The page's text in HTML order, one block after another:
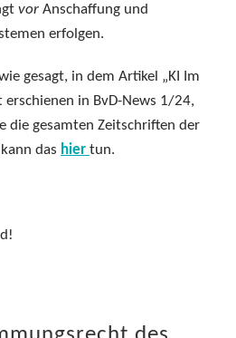
vor Anschaffung und
erfolgen.
gesagt, in dem Artikel „KI Im
erschienen in BvD-News 1/24,
die gesamten Zeitschriften der
das hier tun.